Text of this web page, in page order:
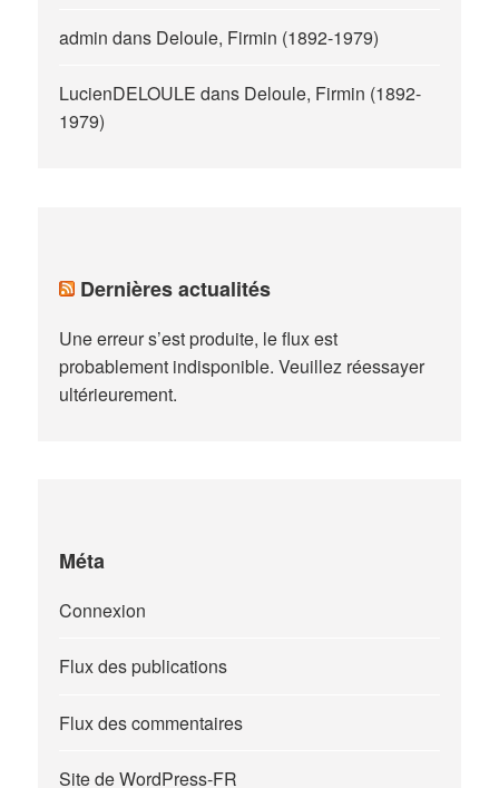
admin dans Deloule, Firmin (1892-1979)
LucienDELOULE dans Deloule, Firmin (1892-
1979)
Dernières actualités
Une erreur s’est produite, le flux est
probablement indisponible. Veuillez réessayer
ultérieurement.
Méta
Connexion
Flux des publications
Flux des commentaires
Site de WordPress-FR